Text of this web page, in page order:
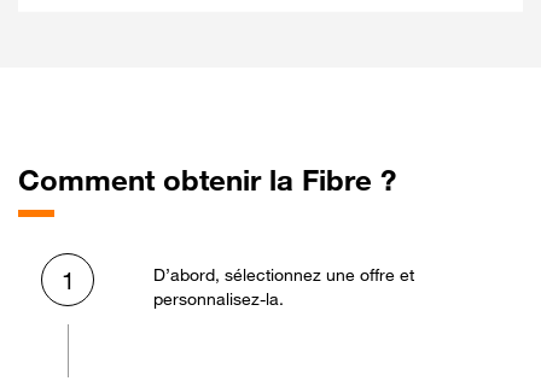
Comment obtenir la Fibre ?
1
D’abord, sélectionnez une offre et
personnalisez-la.